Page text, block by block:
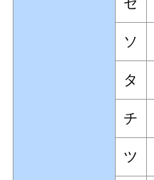
ソ
タ
チ
ツ